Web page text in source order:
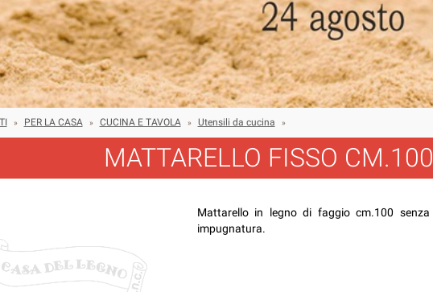
» PER LA CASA » CUCINA E TAVOLA » Utensili da cucina »
MATTARELLO FISSO CM.100
Mattarello in legno di faggio cm.100 senza
impugnatura.